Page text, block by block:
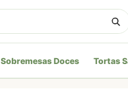
Sobremesas Doces Tortas